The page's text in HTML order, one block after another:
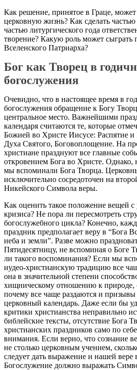
Как решение, принятое в Граце, может
церковную жизнь? Как сделать
частью литургического года
творение? Какую роль может сыграть
Вселенского Патриарха?
Бог как Творец в
богослужения
Очевидно, что в настоящее время в
богослужения обращение к Богу
центральное место. Важнейшими
календаря считаются те, которые
Божией во Христе Иисусе: Распятие и
Духа Святого, Боговоплощение. На
христиане празднуют все главные
откровением Бога во Христе. Однако,
мы вспоминали Бога Творца.
исключительно сосредоточен на
Никейского Символа веры.
Как оценить такое положение вещей с
кризиса? Не пора ли пересмотреть
богослужебного цикла? Конечно,
праздник предполагает веру в “Бога
неба и земли”. Разве можно
Пятидесятницу, не вспоминая о Боге
ли такого воспоминания? Если мы
иудео-христианскую традицию все
она в значительной степени
хищническому отношению к природе,
почему все чаще раздаются и
церковный календарь. Даже если бы
критики христианства неправильно
библейские тексты, отсутствие Бога
христианских праздников само по
внимания. Если верно, что сознание
не столько церковным учением,
следует дать выражение и нашей вере
Богослужение должно выражать